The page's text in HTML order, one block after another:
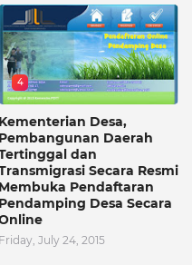
4
Kementerian Desa,
Pembangunan Daerah
dan
Secara Resmi
Membuka Pendaftaran
Pendamping Desa Secara
Friday, July 24, 2015